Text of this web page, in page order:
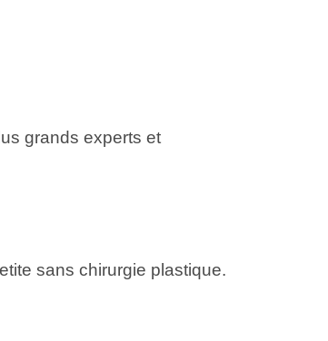
grands experts et
sans chirurgie plastique.